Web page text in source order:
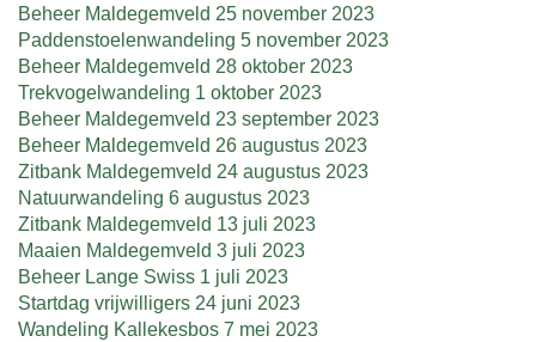
Beheer Maldegemveld 25 november 2023
Paddenstoelenwandeling 5 november 2023
Beheer Maldegemveld 28 oktober 2023
Trekvogelwandeling 1 oktober 2023
Beheer Maldegemveld 23 september 2023
Beheer Maldegemveld 26 augustus 2023
Zitbank Maldegemveld 24 augustus 2023
Natuurwandeling 6 augustus 2023
Zitbank Maldegemveld 13 juli 2023
Maaien Maldegemveld 3 juli 2023
Beheer Lange Swiss 1 juli 2023
Startdag vrijwilligers 24 juni 2023
Wandeling Kallekesbos 7 mei 2023